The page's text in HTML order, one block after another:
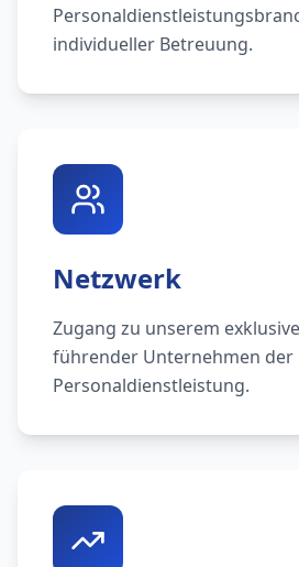
individueller Betreuung.
Netzwerk
Zugang zu unserem
führender Unternehmen der
Personaldienstleistung.